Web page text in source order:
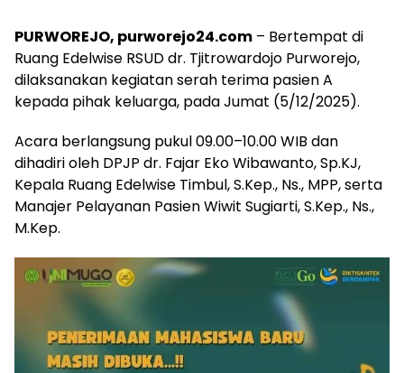
PURWOREJO, purworejo24.com – Bertempat di
Ruang Edelwise RSUD dr. Tjitrowardojo Purworejo,
dilaksanakan kegiatan serah terima pasien A
kepada pihak keluarga, pada Jumat (5/12/2025).
Acara berlangsung pukul 09.00–10.00 WIB dan
dihadiri oleh DPJP dr. Fajar Eko Wibawanto, Sp.KJ,
Kepala Ruang Edelwise Timbul, S.Kep., Ns., MPP, serta
Manajer Pelayanan Pasien Wiwit Sugiarti, S.Kep., Ns.,
M.Kep.